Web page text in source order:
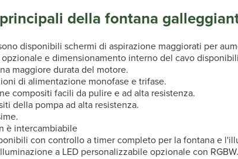
della fontana
disponibili schermi di aspirazione maggiorati per
e dimensionamento interno del cavo
maggiore durata del motore.
di alimentazione monofase e trifase.
compositi facili da pulire e ad alta resistenza.
della pompa ad alta resistenza.
è intercambiabile
con controllo a timer completo per la fontana e
a LED personalizzabile opzionale con RGBW.